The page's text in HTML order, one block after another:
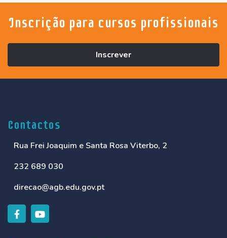
Inscrição para cursos profissionais
Inscrever
Contactos
Rua Frei Joaquim e Santa Rosa Viterbo, 2
232 689 030
direcao@agb.edu.gov.pt